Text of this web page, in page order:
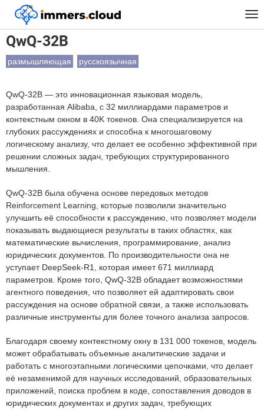
™
Главная Модели QwQ-32B
QwQ-32B
размышляющая русскоязычная
QwQ-32B — это инновационная языковая модель,
разработанная Alibaba, с 32 миллиардами параметров и
контекстным окном в 40K токенов. Она специализируется на
глубоких рассуждениях и способна к многошаговому
логическому анализу, что делает ее особенно эффективной при
решении сложных задач, требующих структурированного
мышления.
QwQ-32B была обучена основе передовых методов
Reinforcement Learning, которые позволили значительно
улучшить её способности к рассуждению, что позволяет модели
показывать выдающиеся результаты в таких областях, как
математические вычисления, программирование, анализ
юридических документов. По производительности она не
уступает DeepSeek-R1, которая имеет 671 миллиард
параметров. Кроме того, QwQ-32B обладает возможностями
агентного поведения, что позволяет ей адаптировать свои
рассуждения на основе обратной связи, а также использовать
различные инструменты для более точного анализа запросов.
Благодаря своему контекстному окну в 131 000 токенов, модель
может обрабатывать объемные аналитические задачи и
работать с многоэтапными логическими цепочками, что делает
её незаменимой для научных исследований, образовательных
приложений, поиска проблем в коде, сопоставления доводов в
юридических документах и других задач, требующих